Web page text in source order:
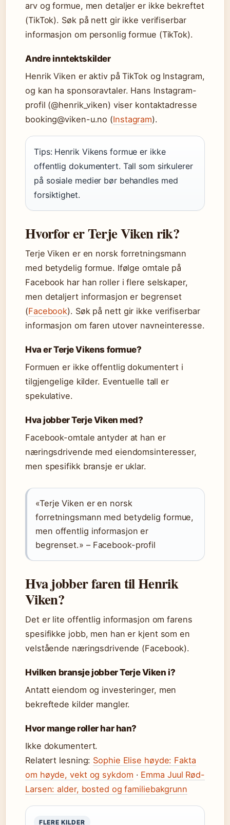
arv og formue, men detaljer er ikke bekreftet
(TikTok). Søk på nett gir ikke verifiserbar
informasjon om personlig formue (TikTok).
Andre inntektskilder
Henrik Viken er aktiv på TikTok og Instagram,
og kan ha sponsoravtaler. Hans Instagram-
profil (@henrik_viken) viser kontaktadresse
booking@viken-u.no (Instagram).
Tips: Henrik Vikens formue er ikke
offentlig dokumentert. Tall som sirkulerer
på sosiale medier bør behandles med
forsiktighet.
Hvorfor er Terje Viken rik?
Terje Viken er en norsk forretningsmann
med betydelig formue. Ifølge omtale på
Facebook har han roller i flere selskaper,
men detaljert informasjon er begrenset
(Facebook). Søk på nett gir ikke verifiserbar
informasjon om faren utover navneinteresse.
Hva er Terje Vikens formue?
Formuen er ikke offentlig dokumentert i
tilgjengelige kilder. Eventuelle tall er
spekulative.
Hva jobber Terje Viken med?
Facebook-omtale antyder at han er
næringsdrivende med eiendomsinteresser,
men spesifikk bransje er uklar.
«Terje Viken er en norsk
forretningsmann med betydelig formue,
men offentlig informasjon er
begrenset.» – Facebook-profil
Hva jobber faren til Henrik
Viken?
Det er lite offentlig informasjon om farens
spesifikke jobb, men han er kjent som en
velstående næringsdrivende (Facebook).
Hvilken bransje jobber Terje Viken i?
Antatt eiendom og investeringer, men
bekreftede kilder mangler.
Hvor mange roller har han?
Ikke dokumentert.
Relatert lesning: Sophie Elise høyde: Fakta
om høyde, vekt og sykdom · Emma Juul Rød-
Larsen: alder, bosted og familiebakgrunn
FLERE KILDER